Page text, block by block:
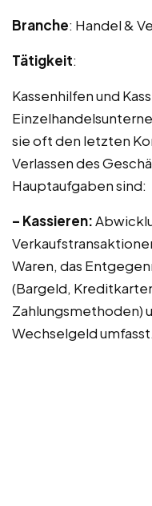
Branche: Handel &
Tätigkeit:
Kassenhilfen und
sie oft den letzten
Verlassen des
Hauptaufgaben sind:
– Kassieren:
Waren, das
(Bargeld,
Zahlungsmethoden)
Wechselgeld umfasst.